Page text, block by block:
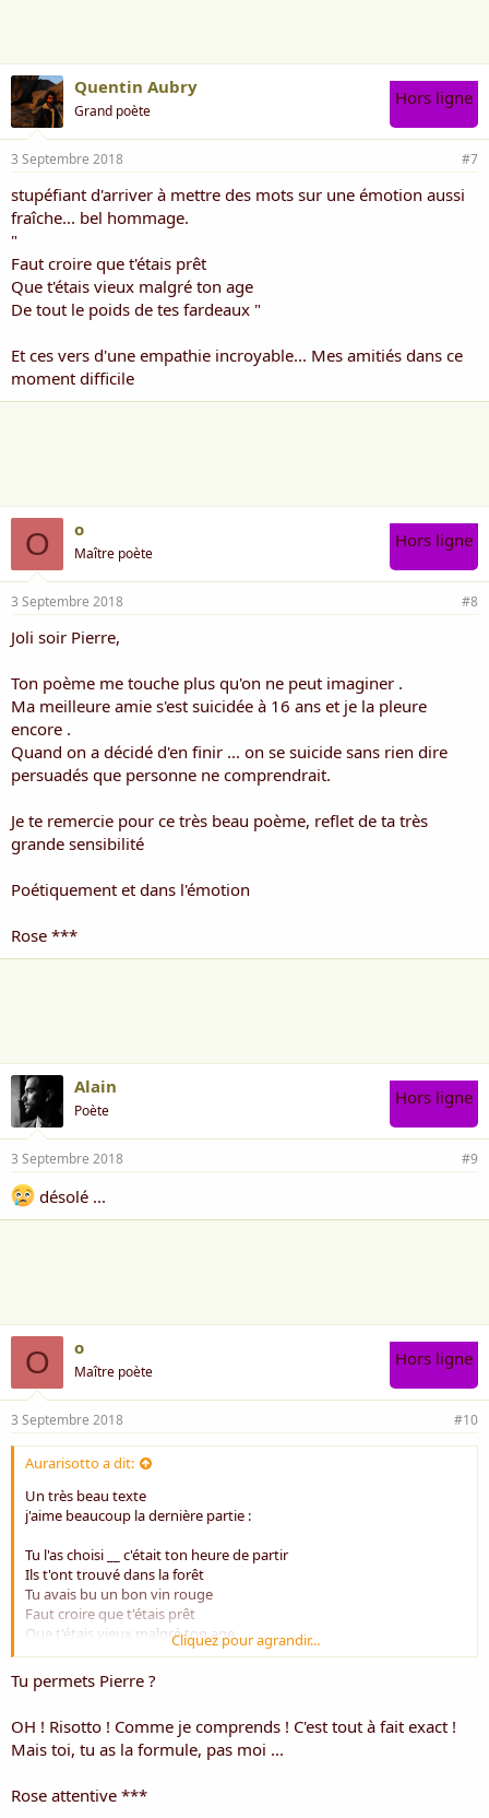
Quentin Aubry
Grand poète
Hors ligne
3 Septembre 2018 #7
stupéfiant d'arriver à mettre des mots sur une émotion aussi
fraîche... bel hommage.
"
Faut croire que t'étais prêt
Que t'étais vieux malgré ton age
De tout le poids de tes fardeaux "
Et ces vers d'une empathie incroyable... Mes amitiés dans ce
moment difficile
O o
Maître poète
Hors ligne
3 Septembre 2018 #8
Joli soir Pierre,
Ton poème me touche plus qu'on ne peut imaginer .
Ma meilleure amie s'est suicidée à 16 ans et je la pleure
encore .
Quand on a décidé d'en finir ... on se suicide sans rien dire
persuadés que personne ne comprendrait.
Je te remercie pour ce très beau poème, reflet de ta très
grande sensibilité
Poétiquement et dans l'émotion
Rose ***
Alain
Poète
Hors ligne
3 Septembre 2018 #9
désolé ...
O o
Maître poète
Hors ligne
3 Septembre 2018 #10
Aurarisotto a dit:
Un très beau texte
j'aime beaucoup la dernière partie :
Tu l'as choisi __ c'était ton heure de partir
Ils t'ont trouvé dans la forêt
Tu avais bu un bon vin rouge
Faut croire que t'étais prêt
Que t'étais vieux malgré ton age
De tout le poids de tes fardeaux
C'était trop tôt !
Toi mon voisin __ mon fils __ mon frère
Je t'aime
Je pleure
Cliquez pour agrandir...
Tu permets Pierre ?
OH ! Risotto ! Comme je comprends ! C'est tout à fait exact !
Mais toi, tu as la formule, pas moi ...
Rose attentive ***